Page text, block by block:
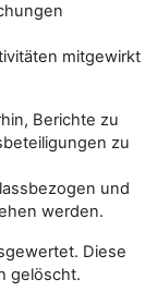
mitgewirkt
Berichte zu
zu
und
werden.
Diese
gelöscht.